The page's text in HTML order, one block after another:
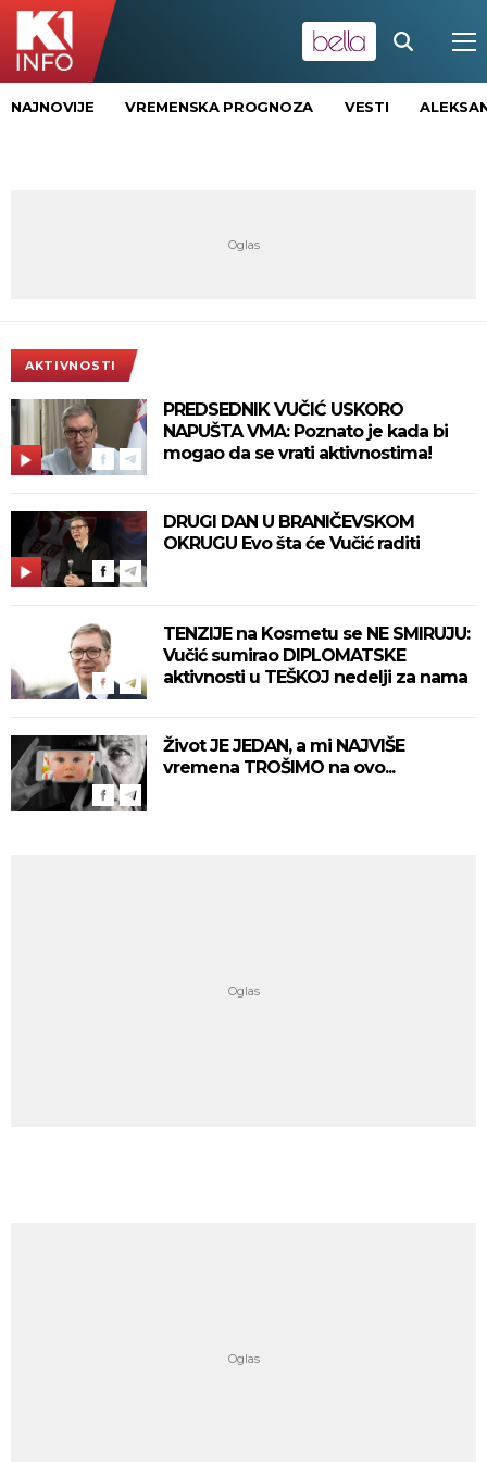
NAJNOVIJE VREMENSKA PROGNOZA VESTI
AKTIVNOSTI
PREDSEDNIK VUČIĆ USKORO
NAPUŠTA VMA: Poznato je kada bi
mogao da se vrati aktivnostima!
DRUGI DAN U BRANIČEVSKOM
OKRUGU Evo šta će Vučić raditi
TENZIJE na Kosmetu se NE SMIRUJU:
Vučić sumirao DIPLOMATSKE
aktivnosti u TEŠKOJ nedelji za nama
Život JE JEDAN, a mi NAJVIŠE
vremena TROŠIMO na ovo...